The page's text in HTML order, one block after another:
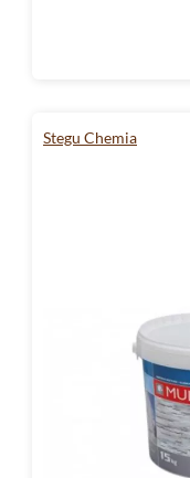
Stegu Chemia